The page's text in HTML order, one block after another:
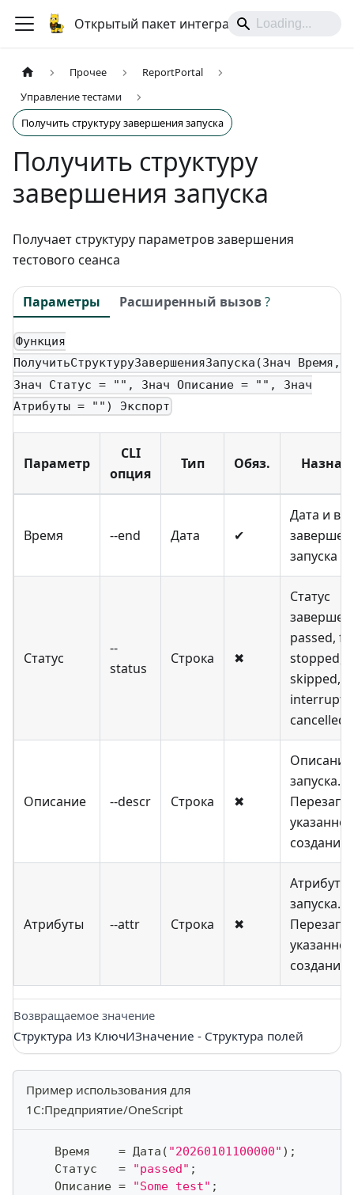
Открытый пакет интеграций
Прочее
ReportPortal
Управление тестами
Получить структуру завершения запуска
Получить структуру
завершения запуска
Получает структуру параметров завершения
тестового сеанса
Параметры Расширенный вызов?
Функция
ПолучитьСтруктуруЗавершенияЗапуска(Знач Время,
Знач Статус = "", Знач Описание = "", Знач
Атрибуты = "") Экспорт
Параметр
CLI
опция
Тип Обяз.
Время --end Дата ✔
Дата и
запуска
Статус
--
status
Строка ✖
Статус
passed,
stopped,
skipped,
cancelled
Описание --descr Строка ✖
Описание
запуска.
создании
Атрибуты --attr Строка ✖
Атрибуты
запуска.
создании
Возвращаемое значение
Структура Из КлючИЗначение - Структура полей
Пример использования для
1С:Предприятие/OneScript
    Время
= Дата ( "20260101100000" ) ;
    Статус
= "passed" ;
    Описание
= "Some test" ;